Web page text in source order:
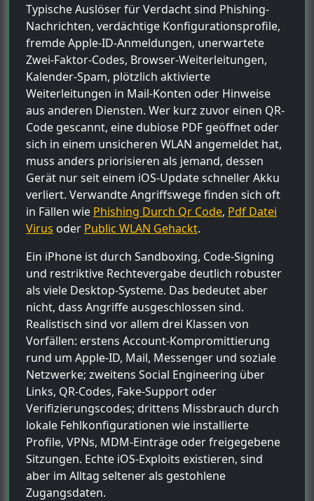
Typische Auslöser für Verdacht sind Phishing-
Nachrichten, verdächtige Konfigurationsprofile,
fremde Apple-ID-Anmeldungen, unerwartete
Zwei-Faktor-Codes, Browser-Weiterleitungen,
Kalender-Spam, plötzlich aktivierte
Weiterleitungen in Mail-Konten oder Hinweise
aus anderen Diensten. Wer kurz zuvor einen QR-
Code gescannt, eine dubiose PDF geöffnet oder
sich in einem unsicheren WLAN angemeldet hat,
muss anders priorisieren als jemand, dessen
Gerät nur seit einem iOS-Update schneller Akku
verliert. Verwandte Angriffswege finden sich oft
in Fällen wie Phishing Durch Qr Code, Pdf Datei
Virus oder Public WLAN Gehackt.
Ein iPhone ist durch Sandboxing, Code-Signing
und restriktive Rechtevergabe deutlich robuster
als viele Desktop-Systeme. Das bedeutet aber
nicht, dass Angriffe ausgeschlossen sind.
Realistisch sind vor allem drei Klassen von
Vorfällen: erstens Account-Kompromittierung
rund um Apple-ID, Mail, Messenger und soziale
Netzwerke; zweitens Social Engineering über
Links, QR-Codes, Fake-Support oder
Verifizierungscodes; drittens Missbrauch durch
lokale Fehlkonfigurationen wie installierte
Profile, VPNs, MDM-Einträge oder freigegebene
Sitzungen. Echte iOS-Exploits existieren, sind
aber im Alltag seltener als gestohlene
Zugangsdaten.